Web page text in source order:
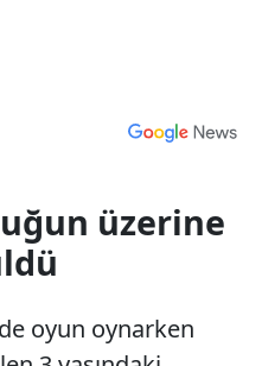
üzerine
oyun oynarken